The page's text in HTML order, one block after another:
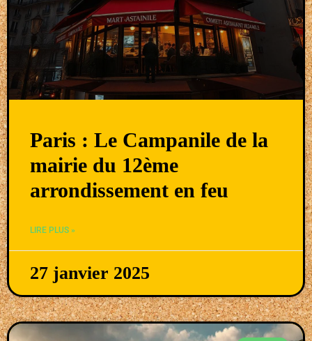
Paris : Le Campanile de la
mairie du 12ème
arrondissement en feu
LIRE PLUS »
27 janvier 2025